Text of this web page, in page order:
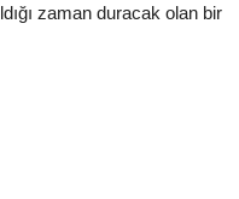
zaman duracak olan bir